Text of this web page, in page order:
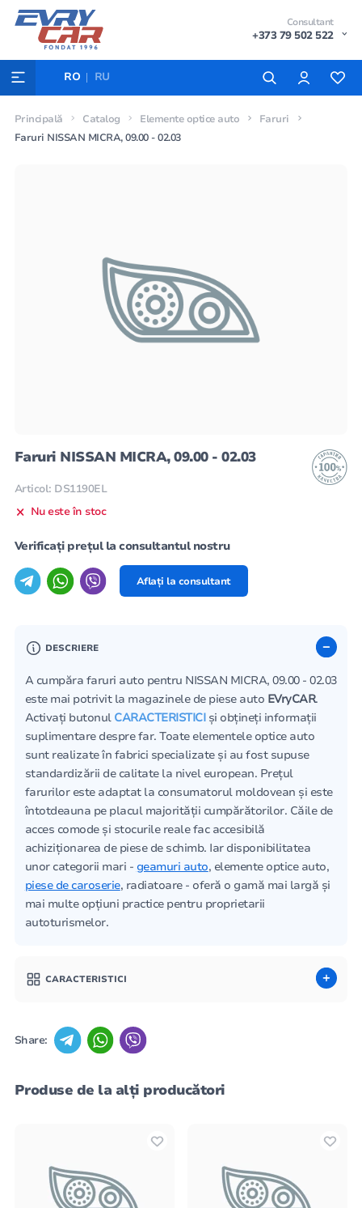
Consultant
+373 79 502 522
RO RU
Principală Catalog Elemente optice auto
Faruri
Faruri NISSAN MICRA, 09.00 - 02.03
Faruri NISSAN MICRA, 09.00 - 02.03
Articol: DS1190EL
Nu este în stoc
Verificați prețul la consultantul nostru
Aflați la consultant
DESCRIERE
A cumpăra faruri auto pentru NISSAN MICRA, 09.00 - 02.03
este mai potrivit la magazinele de piese auto EVryCAR.
Activați butonul CARACTERISTICIși obțineți informații
suplimentare despre far. Toate elementele optice auto
sunt realizate în fabrici specializate și au fost supuse
standardizării de calitate la nivel european. Prețul
farurilor este adaptat la consumatorul moldovean și este
întotdeauna pe placul majorității cumpărătorilor. Căile de
acces comode și stocurile reale fac accesibilă
achiziționarea de piese de schimb. Iar disponibilitatea
unor categorii mari - geamuri auto, elemente optice auto,
piese de caroserie, radiatoare - oferă o gamă mai largă și
mai multe opțiuni practice pentru proprietarii
autoturismelor.
CARACTERISTICI
Share:
Produse de la alți producători